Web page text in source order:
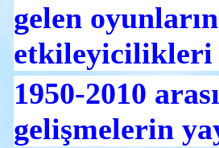
gelen
etkileyicilikleri
1950-2010
gelişmelerin